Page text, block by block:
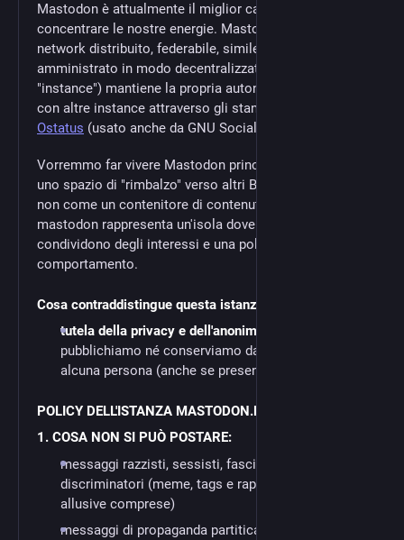
Mastodon è attualmente il miglior candidato su cui
concentrare le nostre energie. Mastodon è un social
network distribuito, federabile, simile a Twitter, ma
amministrato in modo decentralizzato. Ogni server (o
"instance") mantiene la propria autonomia e dialoga
con altre instance attraverso gli standard aperti
Ostatus (usato anche da GNU Social) e
Vorremmo far vivere Mastodon principalmente come
uno spazio di "rimbalzo" verso altri Blog/Siti/Forum e
non come un contenitore di contenuti. Ogni instance di
mastodon rappresenta un'isola dove gli/le utent*
condividono degli interessi e una policy di
comportamento.
Cosa contraddistingue questa istanza di mastodon
tutela della privacy e dell'anonimato:
pubblichiamo né conserviamo dati sensibili di
alcuna persona (anche se presenti in altri siti)
POLICY DELL'ISTANZA MASTODON.BIDA.IM
1. COSA NON SI PUÒ POSTARE:
messaggi razzisti, sessisti, fascisti e
discriminatori (meme, tags e rappresentazioni
allusive comprese)
messaggi di propaganda partitica istituzionale e